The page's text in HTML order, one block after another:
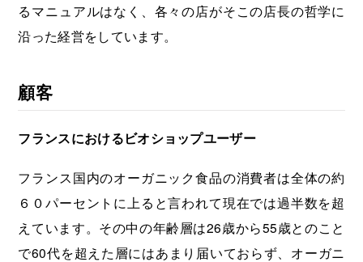
るマニュアルはなく、各々の店がそこの店長の哲学に
沿った経営をしています。
顧客
フランスにおけるビオショップユーザー
フランス国内のオーガニック食品の消費者は全体の約
６０パーセントに上ると言われて現在では過半数を超
えています。その中の年齢層は26歳から55歳とのこと
で60代を超えた層にはあまり届いておらず、オーガニ